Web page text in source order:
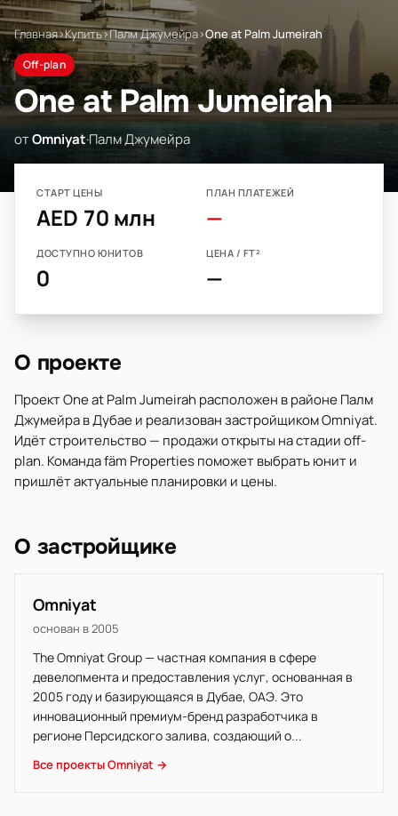
Главная›Купить›Палм Джумейра›One at Palm Jumeirah
Off-plan
One at Palm Jumeirah
отOmniyat·Палм Джумейра
СТАРТ ЦЕНЫ
AED 70 млн
ПЛАН ПЛАТЕЖЕЙ
—
ДОСТУПНО ЮНИТОВ
0
ЦЕНА / FT²
—
О проекте
Проект One at Palm Jumeirah расположен в районе Палм
Джумейра в Дубае и реализован застройщиком Omniyat.
Идёт строительство — продажи открыты на стадии off-
plan. Команда fäm Properties поможет выбрать юнит и
пришлёт актуальные планировки и цены.
О застройщике
Omniyat
основан в 2005
The Omniyat Group — частная компания в сфере
девелопмента и предоставления услуг, основанная в
2005 году и базирующаяся в Дубае, ОАЭ. Это
инновационный премиум-бренд разработчика в
регионе Персидского залива, создающий о...
Все проекты Omniyat →